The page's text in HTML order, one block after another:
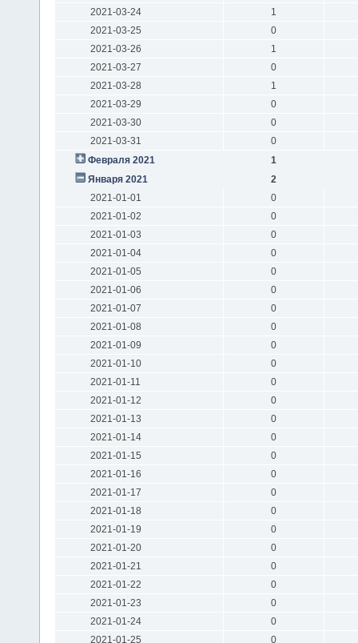
2021-03-24
1
2021-03-25
0
2021-03-26
1
2021-03-27
0
2021-03-28
1
2021-03-29
0
2021-03-30
0
2021-03-31
0
Февраля 2021
1
Января 2021
2
2021-01-01
0
2021-01-02
0
2021-01-03
0
2021-01-04
0
2021-01-05
0
2021-01-06
0
2021-01-07
0
2021-01-08
0
2021-01-09
0
2021-01-10
0
2021-01-11
0
2021-01-12
0
2021-01-13
0
2021-01-14
0
2021-01-15
0
2021-01-16
0
2021-01-17
0
2021-01-18
0
2021-01-19
0
2021-01-20
0
2021-01-21
0
2021-01-22
0
2021-01-23
0
2021-01-24
0
2021-01-25
0